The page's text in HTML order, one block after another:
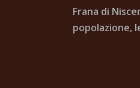
Frana di
popolazione,